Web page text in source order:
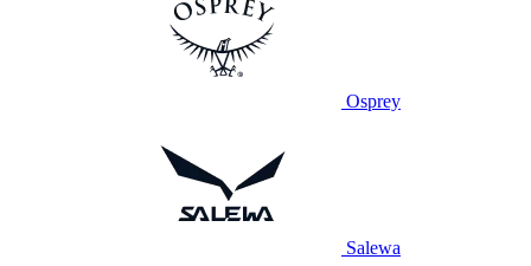
Osprey
Salewa